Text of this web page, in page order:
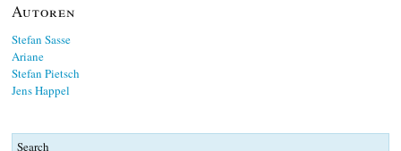
Autoren
Stefan Sasse
Ariane
Stefan Pietsch
Jens Happel